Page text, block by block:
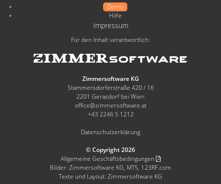
Demo
Hilfe
Impressum
Für den Inhalt verantwortlich:
Zimmersoftware KG
Stammersdorferstraße 420 / 16
2201 Gerasdorf bei Wien
office@zimmersoftware.at
+43 2246 5 1212
Datenschutzerklärung
© Copyright 2026
Allgemeine Geschäftsbedingungen
Bilder: Zimmersoftware KG, MTS, 123RF.com
Texte und Layout: Zimmersoftware KG